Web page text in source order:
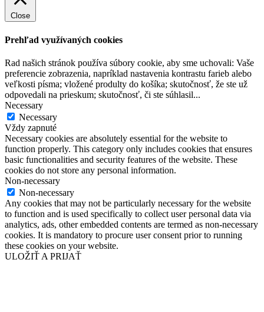
Close
Prehľad využívaných cookies
Rad našich stránok používa súbory cookie, aby sme uchovali: Vaše
preferencie zobrazenia, napríklad nastavenia kontrastu farieb alebo
veľkosti písma; vložené produlty do košíka; skutočnosť, že ste už
odpovedali na prieskum; skutočnosť, či ste súhlasil...
Necessary
Necessary
Vždy zapnuté
Necessary cookies are absolutely essential for the website to
function properly. This category only includes cookies that ensures
basic functionalities and security features of the website. These
cookies do not store any personal information.
Non-necessary
Non-necessary
Any cookies that may not be particularly necessary for the website
to function and is used specifically to collect user personal data via
analytics, ads, other embedded contents are termed as non-necessary
cookies. It is mandatory to procure user consent prior to running
these cookies on your website.
ULOŽIŤ A PRIJAŤ